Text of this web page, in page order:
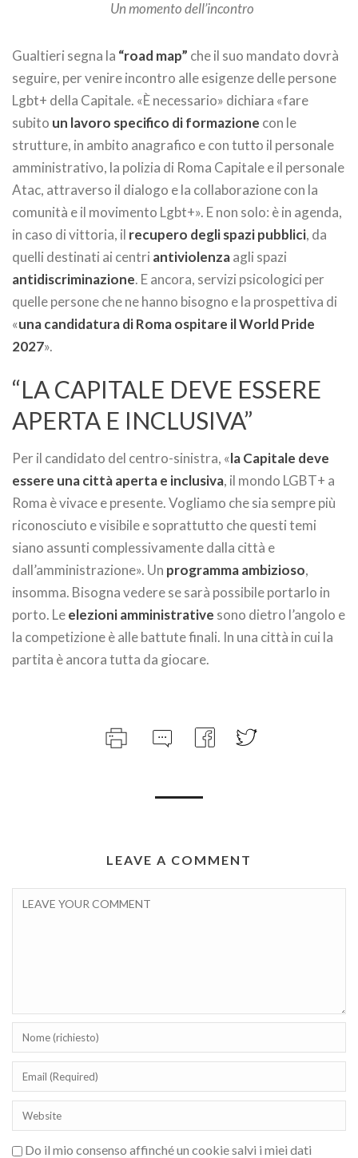
Un momento dell’incontro
Gualtieri segna la “road map” che il suo mandato dovrà
seguire, per venire incontro alle esigenze delle persone
Lgbt+ della Capitale. «È necessario» dichiara «fare
subito un lavoro specifico di formazione con le
strutture, in ambito anagrafico e con tutto il personale
amministrativo, la polizia di Roma Capitale e il personale
Atac, attraverso il dialogo e la collaborazione con la
comunità e il movimento Lgbt+». E non solo: è in agenda,
in caso di vittoria, il recupero degli spazi pubblici, da
quelli destinati ai centri antiviolenzaagli spazi
antidiscriminazione. E ancora, servizi psicologici per
quelle persone che ne hanno bisogno e la prospettiva di
«una candidatura di Roma ospitare il World Pride
2027».
“LA CAPITALE DEVE ESSERE
APERTA E INCLUSIVA”
Per il candidato del centro-sinistra, «la Capitale deve
essere una città aperta e inclusiva, il mondo LGBT+ a
Roma è vivace e presente. Vogliamo che sia sempre più
riconosciuto e visibile e soprattutto che questi temi
siano assunti complessivamente dalla città e
dall’amministrazione». Un programma ambizioso,
insomma. Bisogna vedere se sarà possibile portarlo in
porto. Leelezioni amministrative sono dietro l’angolo e
la competizione è alle battute finali. In una città in cui la
partita è ancora tutta da giocare.
LEAVE A COMMENT
Do il mio consenso affinché un cookie salvi i miei dati